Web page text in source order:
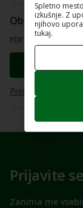
Obrazec Vloga
PDF dokument
Prenesi dokument
Prijavite
Zanima me
Spletno
izkušnje. Z
njihovo
tukaj.